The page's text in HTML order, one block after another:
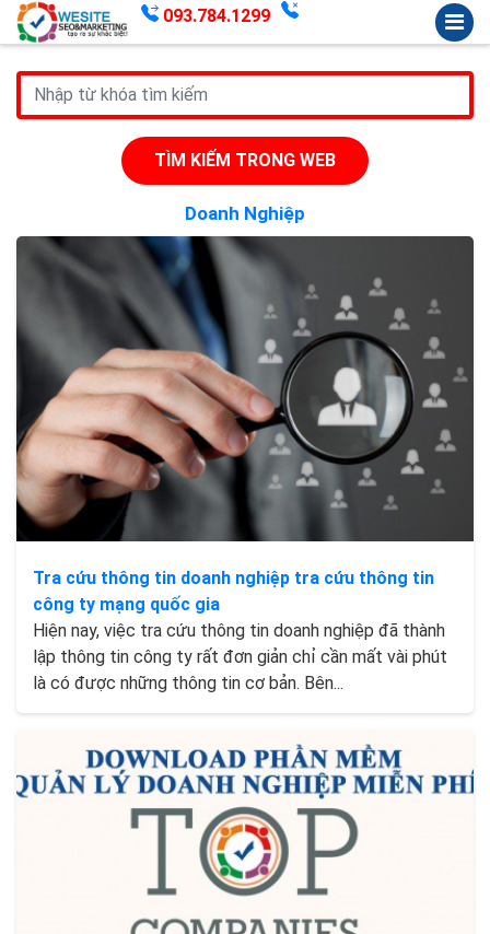
093.784.1299
TÌM KIẾM TRONG WEB
Doanh Nghiệp
Tra cứu thông tin doanh nghiệp tra cứu thông tin
công ty mạng quốc gia
Hiện nay, việc tra cứu thông tin doanh nghiệp đã thành
lập thông tin công ty rất đơn giản chỉ cần mất vài phút
là có được những thông tin cơ bản. Bên...